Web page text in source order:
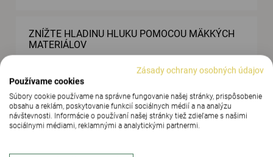
ZNÍŽTE HLADINU HLUKU POMOCOU MÄKKÝCH
MATERIÁLOV
Zásady ochrany osobných údajov
Používame cookies
Súbory cookie používame na správne fungovanie našej stránky, prispôsobenie
obsahu a reklám, poskytovanie funkcií sociálnych médií a na analýzu
návštevnosti. Informácie o používaní našej stránky tiež zdieľame s našimi
sociálnymi médiami, reklamnými a analytickými partnermi.